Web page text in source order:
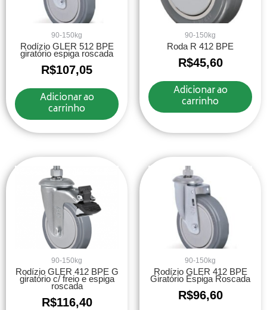
90-150kg
Rodízio GLER 512 BPE
giratório espiga roscada
R$107,05
Adicionar ao
carrinho
90-150kg
Roda R 412 BPE
R$45,60
Adicionar ao
carrinho
90-150kg
Rodízio GLER 412 BPE G
giratório c/ freio e espiga
roscada
R$116,40
90-150kg
Rodízio GLER 412 BPE
Giratório Espiga Roscada
R$96,60